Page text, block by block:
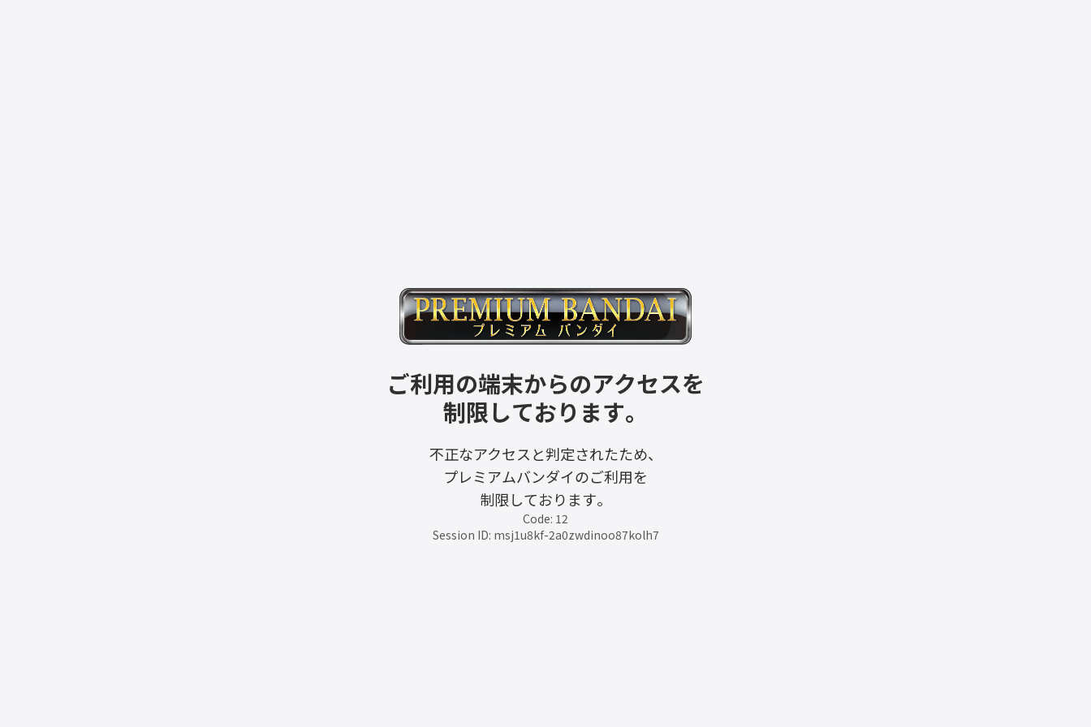
ご利用の端末からのアクセスを
制限しております。
不正なアクセスと判定されたため、
プレミアムバンダイのご利用を
制限しております。
Code: 12
Session ID: msj1u8kf-2a0zwdinoo87kolh7